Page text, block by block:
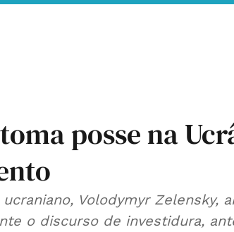
posse na
Volodymyr Zelensky,
o discurso de investidura,